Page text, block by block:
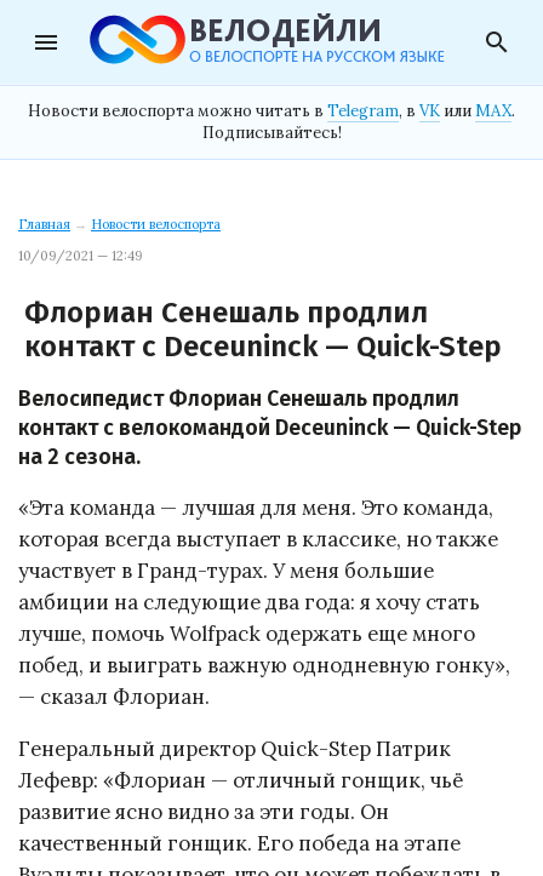
menu search
Новости велоспорта можно читать в Telegram, в VK илиMAX.
Подписывайтесь!
Главная → Новости велоспорта
10/09/2021 — 12:49
Флориан Сенешаль продлил
контакт с Deceuninck — Quick-Step
Велосипедист Флориан Сенешаль продлил
контакт с велокомандой Deceuninck — Quick-Step
на 2 сезона.
«Эта команда — лучшая для меня. Это команда,
которая всегда выступает в классике, но также
участвует в Гранд-турах. У меня большие
амбиции на следующие два года: я хочу стать
лучше, помочь Wolfpack одержать еще много
побед, и выиграть важную однодневную гонку»,
— сказал Флориан.
Генеральный директор Quick-Step Патрик
Лефевр: «Флориан — отличный гонщик, чьё
развитие ясно видно за эти годы. Он
качественный гонщик. Его победа на этапе